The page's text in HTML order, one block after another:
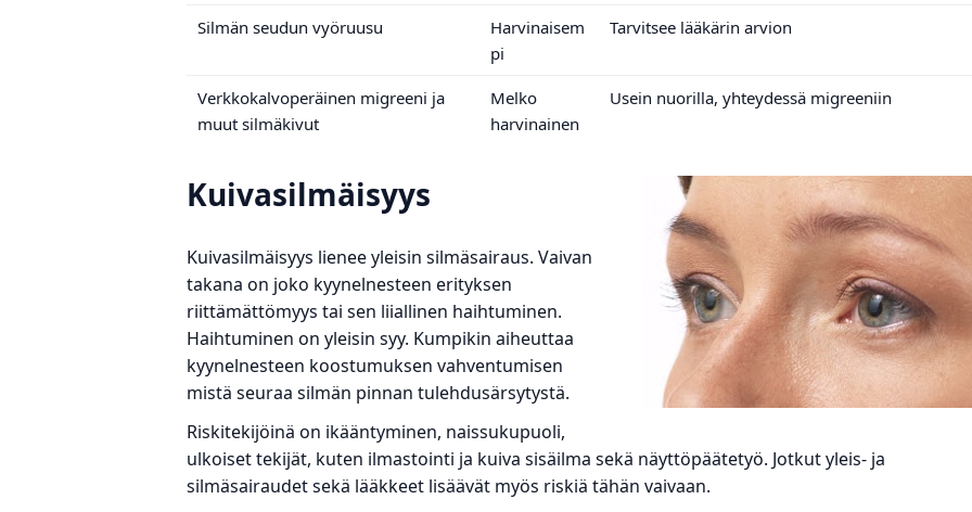
Silmän seudun vyöruusu
Harvinaisem
pi
Tarvitsee lääkärin arvion
Verkkokalvoperäinen migreeni ja
muut silmäkivut
Melko
harvinainen
Usein nuorilla, yhteydessä migreeniin
Kuivasilmäisyys
Kuivasilmäisyys lienee yleisin silmäsairaus. Vaivan
takana on joko kyynelnesteen erityksen
riittämättömyys tai sen liiallinen haihtuminen.
Haihtuminen on yleisin syy. Kumpikin aiheuttaa
kyynelnesteen koostumuksen vahventumisen
mistä seuraa silmän pinnan tulehdusärsytystä.
Riskitekijöinä on ikääntyminen, naissukupuoli,
ulkoiset tekijät, kuten ilmastointi ja kuiva sisäilma sekä näyttöpäätetyö. Jotkut yleis- ja
silmäsairaudet sekä lääkkeet lisäävät myös riskiä tähän vaivaan.